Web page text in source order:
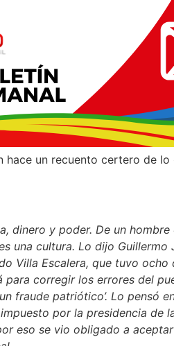
hace un recuento certero de
dinero y poder. De un
una cultura. Lo dijo Guillermo
Villa Escalera, que tuvo ocho
para corregir los errores del
fraude patriótico’. Lo pensó
por la presidencia de
eso se vio obligado a